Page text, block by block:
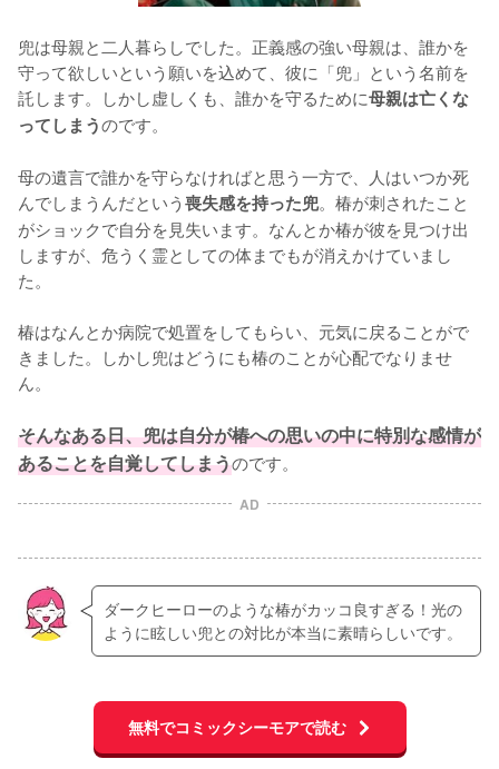
兜は母親と二人暮らしでした。正義感の強い母親は、誰かを
守って欲しいという願いを込めて、彼に「兜」という名前を
託します。しかし虚しくも、誰かを守るために母親は亡くな
ってしまうのです。
母の遺言で誰かを守らなければと思う一方で、人はいつか死
んでしまうんだという喪失感を持った兜。椿が刺されたこと
がショックで自分を見失います。なんとか椿が彼を見つけ出
しますが、危うく霊としての体までもが消えかけていまし
た。
椿はなんとか病院で処置をしてもらい、元気に戻ることがで
きました。しかし兜はどうにも椿のことが心配でなりませ
ん。
そんなある日、兜は自分が椿への思いの中に特別な感情が
あることを自覚してしまうのです。
AD
ダークヒーローのような椿がカッコ良すぎる！光の
ように眩しい兜との対比が本当に素晴らしいです。
無料でコミックシーモアで読む